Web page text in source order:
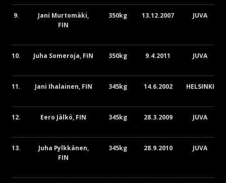
9.
Jani Murtomäki,
FIN
350kg 13.12.2007 JUVA
10. Juha Someroja, FIN 350kg 9.4.2011 JUVA
11. Jani Ihalainen, FIN 345kg 14.6.2002 HELSINKI
12. Eero Jälkö, FIN 345kg 28.3.2009 JUVA
13.
Juha Pylkkänen,
FIN
345kg 28.9.2010 JUVA